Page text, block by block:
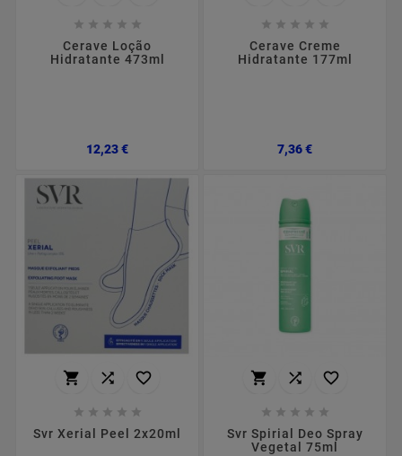
    
Cerave Loção
Hidratante 473ml
12,23 €Preço
    
Cerave Creme
Hidratante 177ml
7,36 €Preço
  
    
Svr Xerial Peel 2x20ml
  
    
Svr Spirial Deo Spray
Vegetal 75ml